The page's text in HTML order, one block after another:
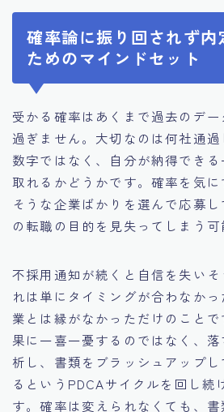
確率論に振り回されず内
ためのマインドセット
受かる確率はあくまで過去のデ
過ぎません。大切なのは何社通
数字ではなく、自分が納得でき
取れるかどうかです。確率を気に
そうな企業ばかりを選んで応募
の転職の目的を見失ってしまう可
不採用通知が続くと自信を失い
れは単にタイミングが合わなか
業とは縁がなかっただけのこと
果に一喜一憂するのではなく、
析し、書類をブラッシュアップ
るというPDCAサイクルを回し続
す。確率は変えられなくても、